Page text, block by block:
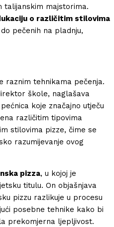
talijanskim majstorima.
o različitim stilovima
pečenih na pladnju,
raznim tehnikama pečenja.
škole, naglašava
koje značajno utječu
različitim tipovima
stilovima pizze, čime se
razumijevanje ovog
pizza, u kojoj je
titulu. On objašnjava
pizzu razlikuje u procesu
posebne tehnike kako bi
prekomjerna ljepljivost.